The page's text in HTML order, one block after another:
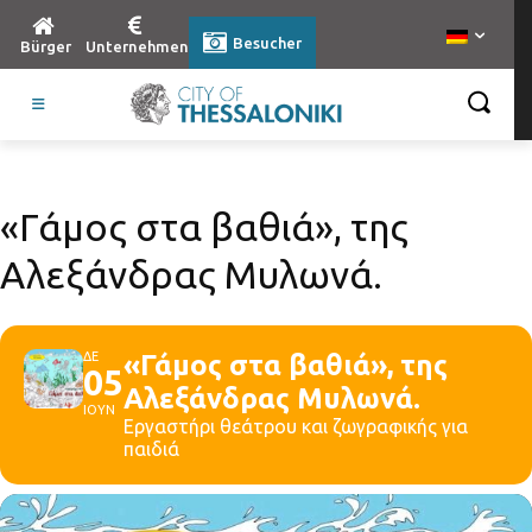
Bürger Unternehmen Besucher
«Γάμος στα βαθιά», της
Αλεξάνδρας Μυλωνά.
ΔΕ
05
ΙΟΥΝ
«Γάμος στα βαθιά», της
Αλεξάνδρας Μυλωνά.
Εργαστήρι θεάτρου και ζωγραφικής για
παιδιά